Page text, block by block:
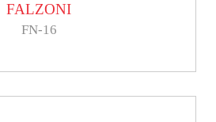
FALZONI
FN-16